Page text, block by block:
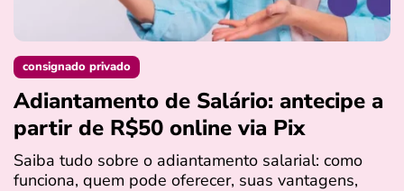
consignado privado
Adiantamento de Salário: antecipe a
partir de R$50 online via Pix
Saiba tudo sobre o adiantamento salarial: como
funciona, quem pode oferecer, suas vantagens,